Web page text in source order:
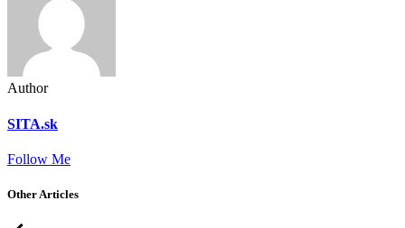
Author
SITA.sk
Follow Me
Other Articles